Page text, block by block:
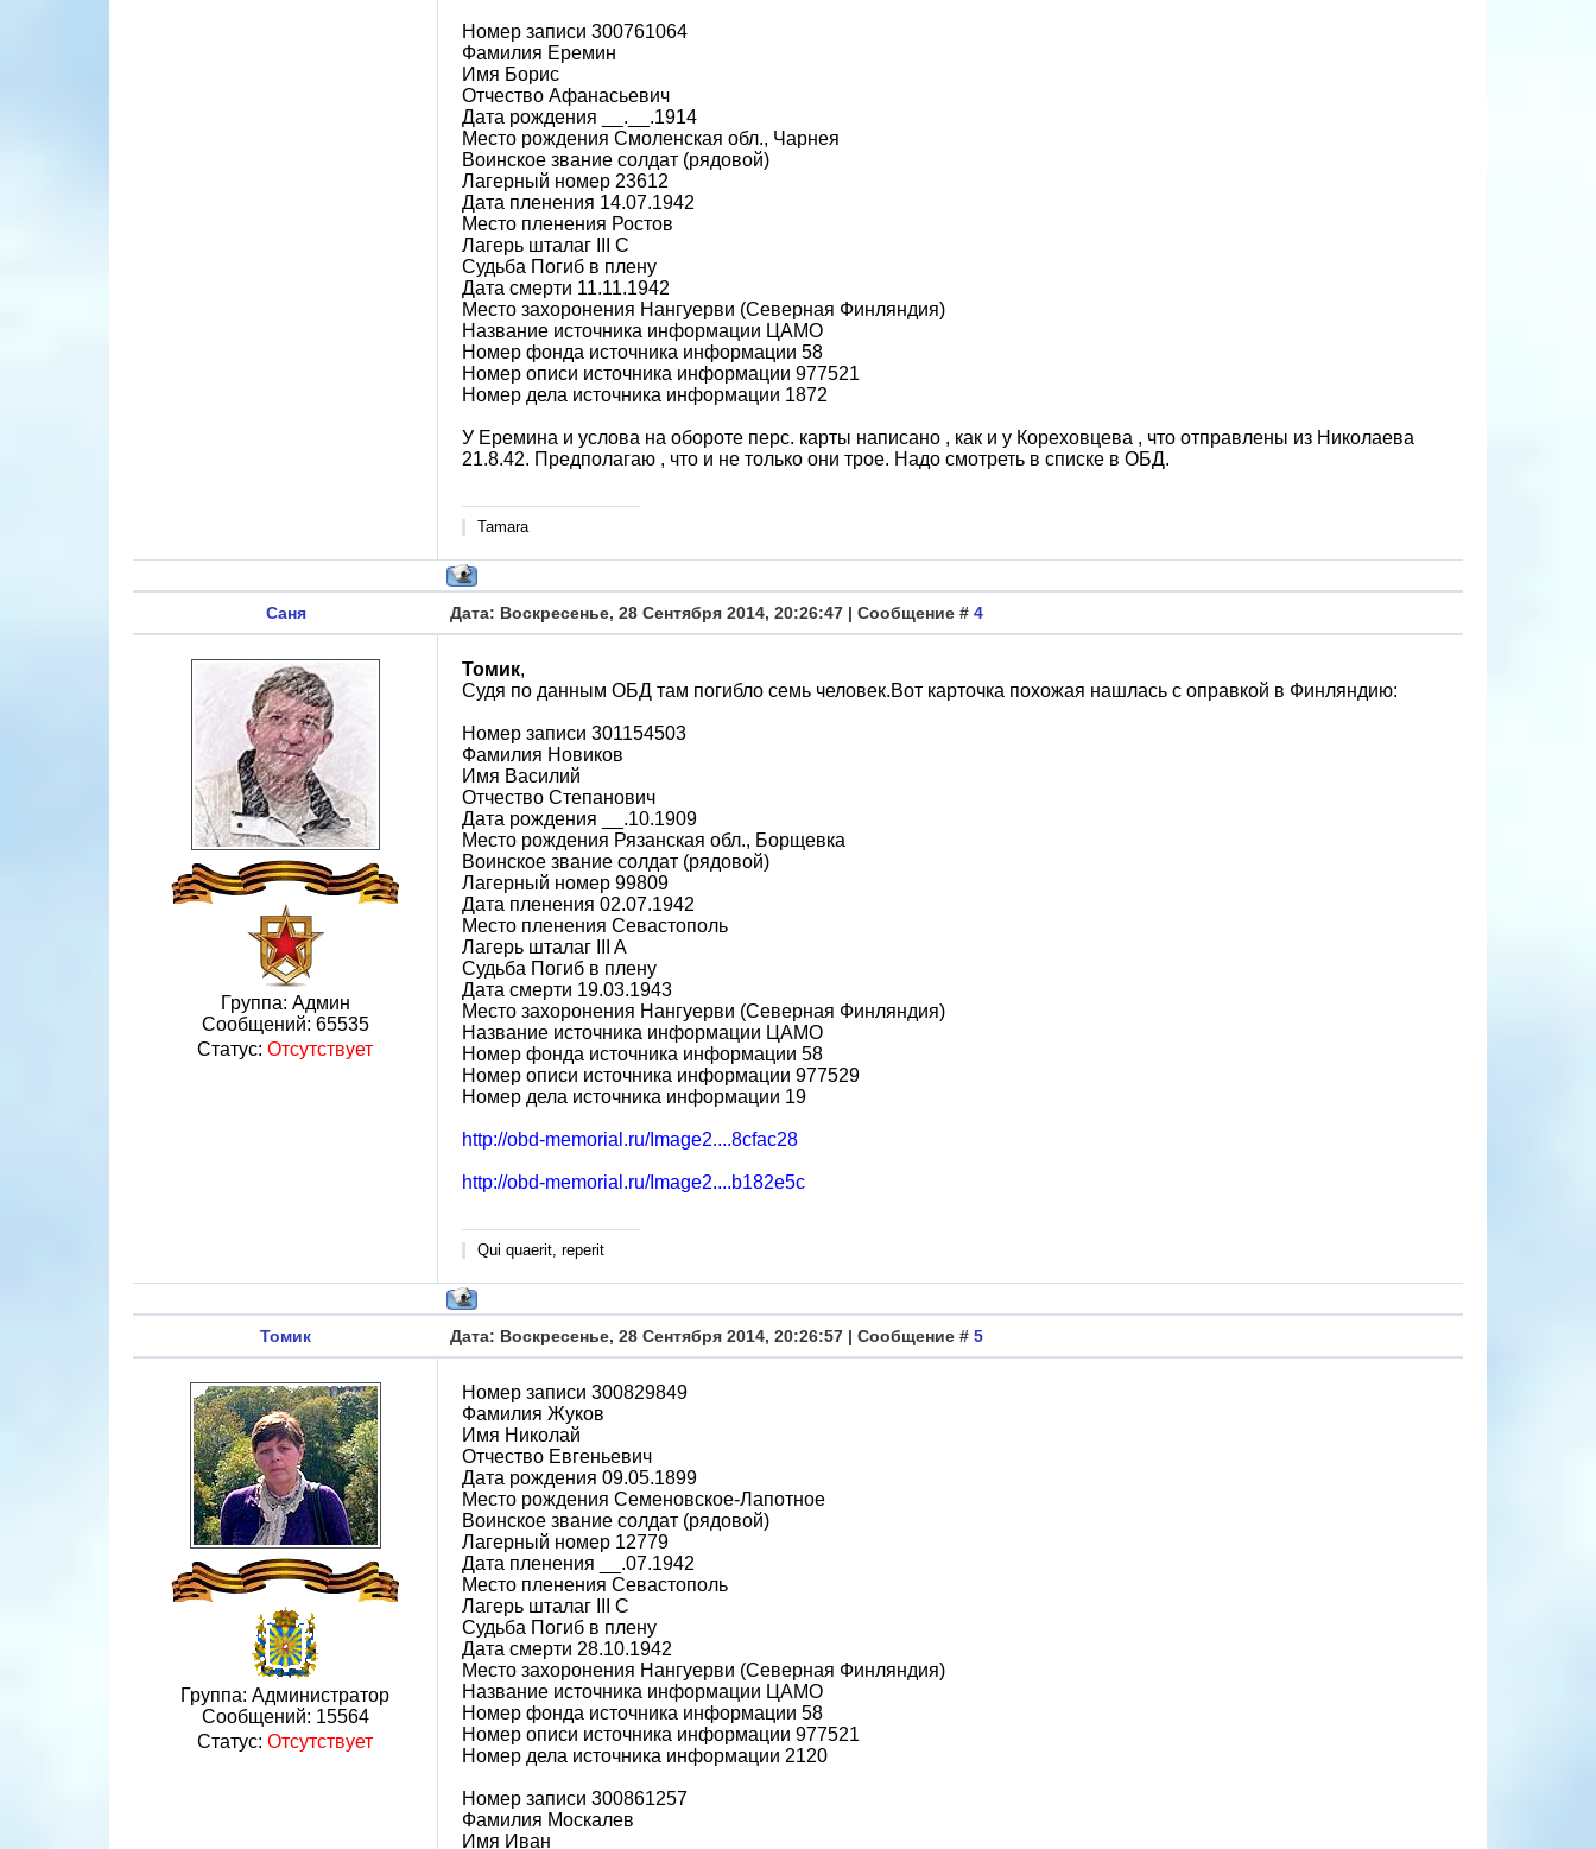
Номер записи 300761064
Фамилия Еремин
Имя Борис
Отчество Афанасьевич
Дата рождения __.__.1914
Место рождения Смоленская обл., Чарнея
Воинское звание солдат (рядовой)
Лагерный номер 23612
Дата пленения 14.07.1942
Место пленения Ростов
Лагерь шталаг III C
Судьба Погиб в плену
Дата смерти 11.11.1942
Место захоронения Нангуерви (Северная Финляндия)
Название источника информации ЦАМО
Номер фонда источника информации 58
Номер описи источника информации 977521
Номер дела источника информации 1872
У Еремина и услова на обороте перс. карты написано , как и у Кореховцева , что отправлены из Николаева
21.8.42. Предполагаю , что и не только они трое. Надо смотреть в списке в ОБД.
Tamara
Саня Дата: Воскресенье, 28 Сентября 2014, 20:26:47 | Сообщение # 4
Группа: Админ
Сообщений: 65535
Статус: Отсутствует
Томик,
Судя по данным ОБД там погибло семь человек.Вот карточка похожая нашлась с оправкой в Финляндию:
Номер записи 301154503
Фамилия Новиков
Имя Василий
Отчество Степанович
Дата рождения __.10.1909
Место рождения Рязанская обл., Борщевка
Воинское звание солдат (рядовой)
Лагерный номер 99809
Дата пленения 02.07.1942
Место пленения Севастополь
Лагерь шталаг III A
Судьба Погиб в плену
Дата смерти 19.03.1943
Место захоронения Нангуерви (Северная Финляндия)
Название источника информации ЦАМО
Номер фонда источника информации 58
Номер описи источника информации 977529
Номер дела источника информации 19
http://obd-memorial.ru/Image2....8cfac28
http://obd-memorial.ru/Image2....b182e5c
Qui quaerit, reperit
Томик Дата: Воскресенье, 28 Сентября 2014, 20:26:57 | Сообщение # 5
Группа: Администратор
Сообщений: 15564
Статус: Отсутствует
Номер записи 300829849
Фамилия Жуков
Имя Николай
Отчество Евгеньевич
Дата рождения 09.05.1899
Место рождения Семеновское-Лапотное
Воинское звание солдат (рядовой)
Лагерный номер 12779
Дата пленения __.07.1942
Место пленения Севастополь
Лагерь шталаг III C
Судьба Погиб в плену
Дата смерти 28.10.1942
Место захоронения Нангуерви (Северная Финляндия)
Название источника информации ЦАМО
Номер фонда источника информации 58
Номер описи источника информации 977521
Номер дела источника информации 2120
Номер записи 300861257
Фамилия Москалев
Имя Иван